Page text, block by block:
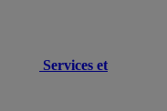
Services et